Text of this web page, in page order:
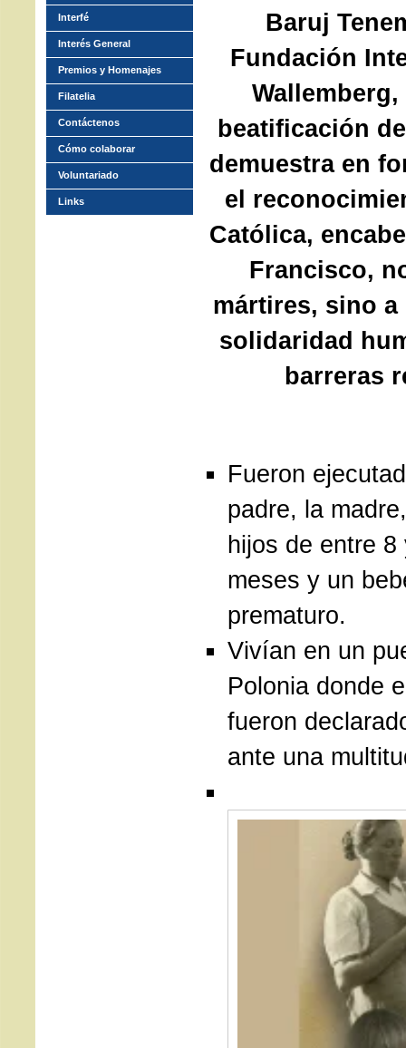
Baruj
Fundación
beatificación
demuestra en
el
Católica,
Francisco,
mártires, sino a
solidaridad
barreras
Fueron
padre, la
hijos de entre 8
meses y un
prematuro.
Vivían en un
Polonia donde
fueron
ante una
Interfé
Interés General
Premios y Homenajes
Filatelia
Contáctenos
Cómo colaborar
Voluntariado
Links